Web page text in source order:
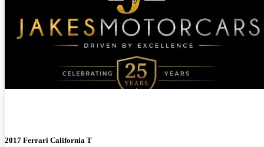
2017 Ferrari California T